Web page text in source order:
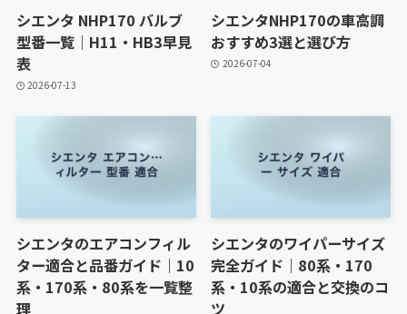
シエンタ NHP170 バルブ
型番一覧｜H11・HB3早見
表
2026-07-13
シエンタNHP170の車高調
おすすめ3選と選び方
2026-07-04
シエンタのエアコンフィル
ター適合と品番ガイド｜10
系・170系・80系を一覧整
理
シエンタのワイパーサイズ
完全ガイド｜80系・170
系・10系の適合と交換のコ
ツ